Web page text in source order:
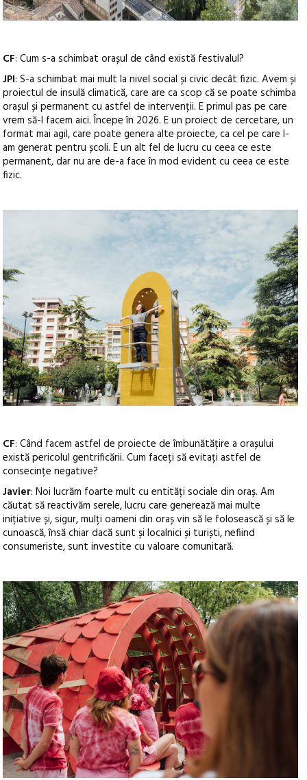
CF: Cum s-a schimbat orașul de când există festivalul?
JPI: S-a schimbat mai mult la nivel social și civic decât fizic. Avem și
proiectul de insulă climatică, care are ca scop că se poate schimba
orașul și permanent cu astfel de intervenții. E primul pas pe care
vrem să-l facem aici. Începe în 2026. E un proiect de cercetare, un
format mai agil, care poate genera alte proiecte, ca cel pe care l-
am generat pentru școli. E un alt fel de lucru cu ceea ce este
permanent, dar nu are de-a face în mod evident cu ceea ce este
fizic.
CF: Când facem astfel de proiecte de îmbunătățire a orașului
există pericolul gentrificării. Cum faceți să evitați astfel de
consecințe negative?
Javier: Noi lucrăm foarte mult cu entități sociale din oraș. Am
căutat să reactivăm serele, lucru care generează mai multe
inițiative și, sigur, mulți oameni din oraș vin să le folosească și să le
cunoască, însă chiar dacă sunt și localnici și turiști, nefiind
consumeriste, sunt investite cu valoare comunitară.